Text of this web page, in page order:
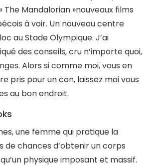
The Mandalorian »nouveaux films
à voir. Un nouveau centre
au Stade Olympique. J’ai
des conseils, cru n’importe quoi,
Alors si comme moi, vous en
pris pour un con, laissez moi vous
au bon endroit.
une femme qui pratique la
de chances d’obtenir un corps
physique imposant et massif.